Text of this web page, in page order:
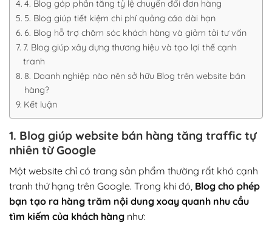
4. Blog góp phần tăng tỷ lệ chuyển đổi đơn hàng
5. Blog giúp tiết kiệm chi phí quảng cáo dài hạn
6. Blog hỗ trợ chăm sóc khách hàng và giảm tải tư vấn
7. Blog giúp xây dựng thương hiệu và tạo lợi thế cạnh
tranh
8. Doanh nghiệp nào nên sở hữu Blog trên website bán
hàng?
Kết luận
1. Blog giúp website bán hàng tăng traffic tự
nhiên từ Google
Một website chỉ có trang sản phẩm thường rất khó cạnh
tranh thứ hạng trên Google. Trong khi đó, Blog cho phép
bạn tạo ra hàng trăm nội dung xoay quanh nhu cầu
tìm kiếm của khách hàng như: